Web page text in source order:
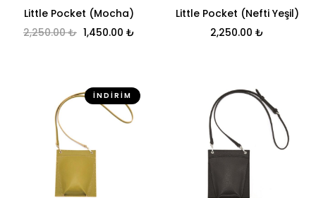
Little Pocket (Mocha)
2,250.00₺ Orijinal fiyat: 2,250.00 ₺.
1,450.00 ₺ Şu andaki fiyat: 1,450.00 ₺.
Little Pocket (Nefti Yeşil)
2,250.00 ₺
İNDIRIM